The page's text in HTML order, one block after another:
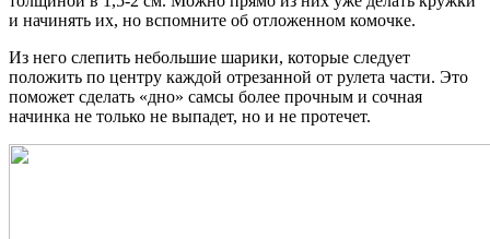
и начинять их, но вспомните об отложенном комочке.
Из него слепить небольшие шарики, которые следует
положить по центру каждой отрезанной от рулета части. Это
поможет сделать «дно» самсы более прочным и сочная
начинка не только не выпадет, но и не протечет.